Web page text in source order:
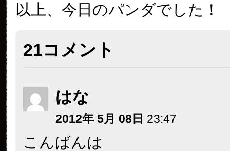
以上、今日のパンダでした！
21コメント
はな
2012年 5月 08日 23:47
こんばんは